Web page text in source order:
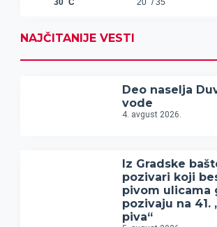
NAJČITANIJE VESTI
Deo naselja
vode
4. avgust 2026.
Iz Gradske
pozivari koji
pivom ulicama
pozivaju na 41.
piva“